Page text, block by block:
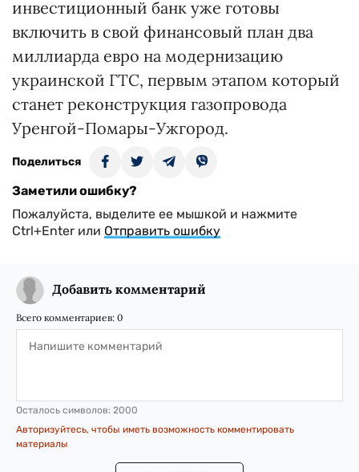
инвестиционный банк уже готовы
включить в свой финансовый план два
миллиарда евро на модернизацию
украинской ГТС, первым этапом который
станет реконструкция газопровода
Уренгой-Помары-Ужгород.
Поделиться
Заметили ошибку?
Пожалуйста, выделите ее мышкой и нажмите
Ctrl+Enter или Отправить ошибку
Добавить комментарий
Всего комментариев: 0
Осталось символов: 2000
Авторизуйтесь, чтобы иметь возможность комментировать
материалы